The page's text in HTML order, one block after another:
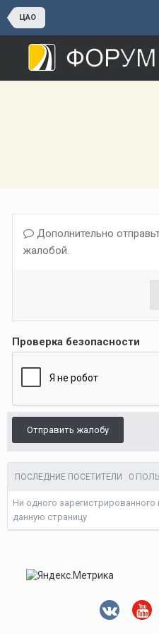
ЦАО
Дополнительно
жалобой.
Проверка безопасности
Отправить жалобу
ПОСЛЕДНИЕ ПОСЕТИТЕЛИ 0
Ни одного
данную страницу